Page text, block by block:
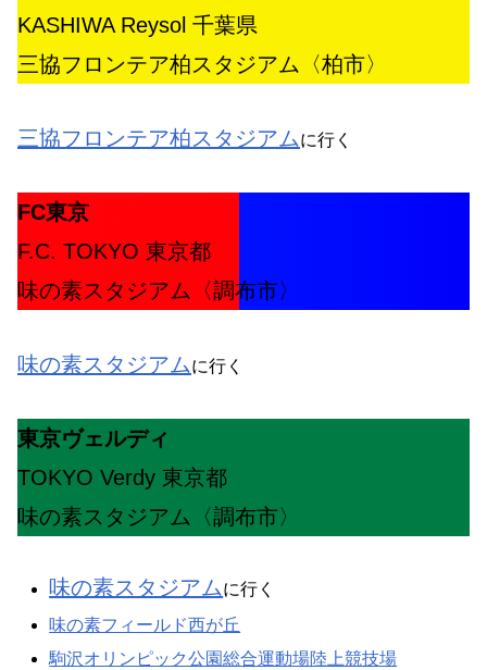
KASHIWA Reysol 千葉県
三協フロンテア柏スタジアム〈柏市〉
三協フロンテア柏スタジアムに行く
FC東京
F.C. TOKYO 東京都
味の素スタジアム〈調布市〉
味の素スタジアムに行く
東京ヴェルディ
TOKYO Verdy 東京都
味の素スタジアム〈調布市〉
味の素スタジアムに行く
味の素フィールド西が丘
駒沢オリンピック公園総合運動場陸上競技場